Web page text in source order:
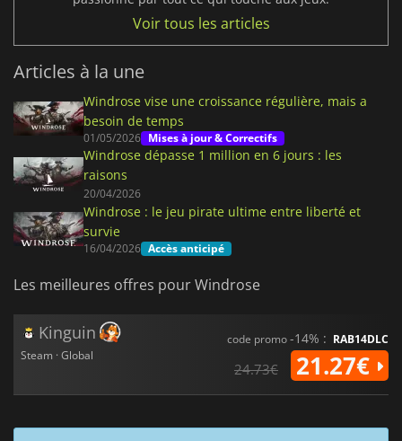
Voir tous les articles
Articles à la une
Windrose vise une croissance régulière, mais a
besoin de temps
01/05/2026 Mises à jour & Correctifs
Windrose dépasse 1 million en 6 jours : les
raisons
20/04/2026
Windrose : le jeu pirate ultime entre liberté et
survie
16/04/2026 Accès anticipé
Les meilleures offres pour Windrose
Kinguin
Steam · Global
code promo-14% : RAB14DLC
24.73€ 21.27€